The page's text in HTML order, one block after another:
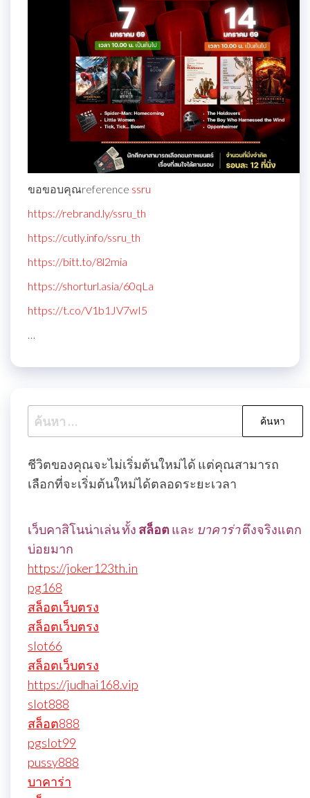
ขอขอบคุณreference ssru
https://rebrand.ly/ssru_th
https://cutly.info/ssru_th
https://bitt.to/8l2mia
https://shorturl.asia/60qLa
https://t.co/V1b1JV7wI5
…
ค้นหา
สำหรับ:
ชีวิตของคุณจะไม่เริ่มต้นใหม่ได้ แต่คุณสามารถ
เลือกที่จะเริ่มต้นใหม่ได้ตลอดระยะเวลา
เว็บคาสิโนน่าเล่น ทั้ง สล็อตและ บาคาร่าตึงจริงแตก
บ่อยมาก
https://joker123th.in
pg168
สล็อตเว็บตรง
สล็อตเว็บตรง
slot66
สล็อตเว็บตรง
https://judhai168.vip
slot888
สล็อต888
pgslot99
pussy888
บาคาร่า